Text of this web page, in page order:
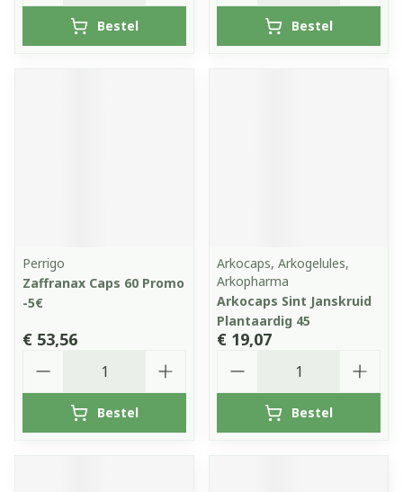
Bestel Bestel
Perrigo
Zaffranax Caps 60 Promo
-5€
€ 53,56
Bestel
Arkocaps, Arkogelules,
Arkopharma
Arkocaps Sint Janskruid
Plantaardig 45
€ 19,07
Bestel